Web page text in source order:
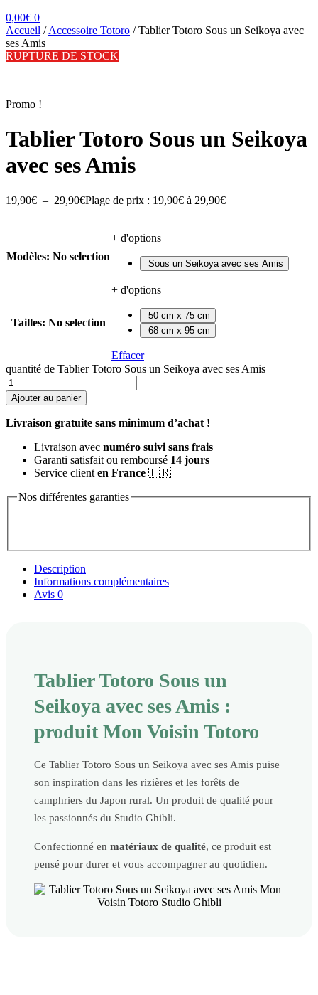
0,00€ 0
Accueil /Accessoire Totoro /Tablier Totoro Sous un Seikoya avec
ses Amis
RUPTURE DE STOCK
Promo !
Tablier Totoro Sous un Seikoya
avec ses Amis
19,90€ – 29,90€Plage de prix : 19,90€ à 29,90€
Modèles: No selection
+ d'options
Sous un Seikoya avec ses Amis
Tailles: No selection
+ d'options
50 cm x 75 cm
68 cm x 95 cm
Effacer
quantité de Tablier Totoro Sous un Seikoya avec ses Amis
Ajouter au panier
Livraison gratuite sans minimum d’achat !
Livraison avec numéro suivi sans frais
Garanti satisfait ou remboursé 14 jours
Service client en France 🇫🇷
Nos différentes garanties
Description
Informations complémentaires
Avis 0
Tablier Totoro Sous un
Seikoya avec ses Amis :
produit Mon Voisin Totoro
Ce Tablier Totoro Sous un Seikoya avec ses Amis puise
son inspiration dans les rizières et les forêts de
camphriers du Japon rural. Un produit de qualité pour
les passionnés du Studio Ghibli.
Confectionné en matériaux de qualité, ce produit est
pensé pour durer et vous accompagner au quotidien.